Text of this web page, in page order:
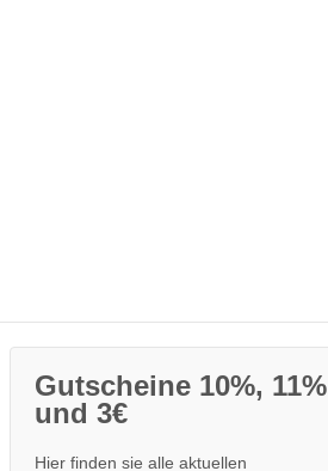
Gutscheine 10%, 11%
und 3€
Hier finden sie alle aktuellen